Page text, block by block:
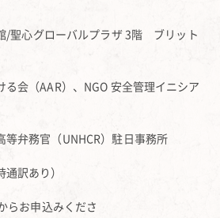
/聖心グローバルプラザ 3階 ブリット
会（AAR）、NGO 安全管理イニシア
等弁務官（UNHCR）駐日事務所
訳あり）
らお申込みくださ